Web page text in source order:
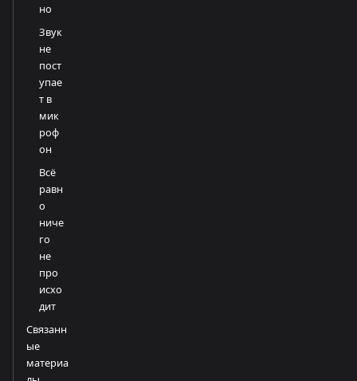
но
Звук
не
пост
упае
т в
мик
роф
он
Всё
равн
о
ниче
го
не
про
исхо
дит
Связанн
ые
материа